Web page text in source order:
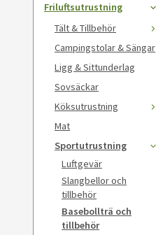
Friluftsutrustning
Tält & Tillbehör
Campingstolar & Sängar
Ligg & Sittunderlag
Sovsäckar
Köksutrustning
Mat
Sportutrustning
Luftgevär
Slangbellor och
tillbehör
Basebollträ och
tillbehör